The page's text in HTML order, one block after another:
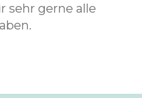
sehr gerne alle